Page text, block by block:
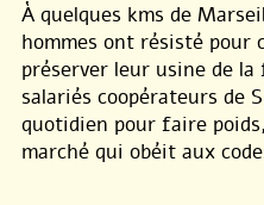
À quelques kms de
hommes ont résisté pour
préserver leur usine de
salariés coopérateurs de
quotidien pour faire
marché qui obéit aux